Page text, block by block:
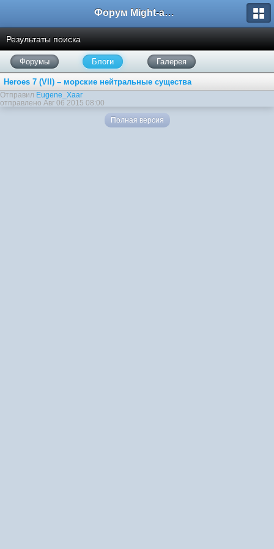
Форум Might-and-Magic.ru
Результаты поиска
Форумы Блоги Галерея
Heroes 7 (VII) – морские нейтральные существа
Отправил Eugene_Xaar
отправлено Авг 06 2015 08:00
Полная версия